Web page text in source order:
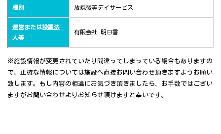
種別 放課後等デイサービス
運営または設置法
人等
有限会社 明日香
※施設情報が変更されていたり間違ってしまっている場合もありますの
で、正確な情報については施設へ直接お問い合わせ頂きますようお願い
致します。もし内容の相違にお気づき頂きましたら、お手数ではござい
ますがお問い合わせよりお知らせ頂けますと幸いです。